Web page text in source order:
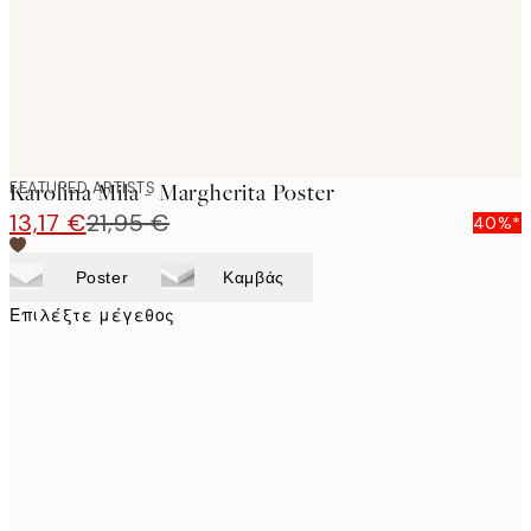
FEATURED ARTISTS
Karolina Mila - Margherita Poster
13,17 €21,95 € 40%*
Poster Καμβάς
Επιλέξτε μέγεθος